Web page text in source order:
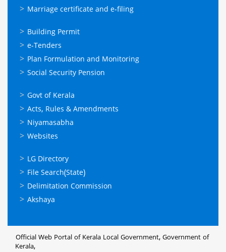
Marriage certificate and e-filing
ഓണ്‍ലൈന്‍
സേവനങ്ങള്‍
Building Permit
e-Tenders
Plan Formulation and Monitoring
Social Security Pension
ഉപയോഗപ്രദമായ
കണ്ണികള്‍
Govt of Kerala
Acts, Rules & Amendments
Niyamasabha
Websites
ഉപയോഗപ്രദമായ
കണ്ണികള്‍
LG Directory
File Search(State)
Delimitation Commission
Akshaya
Official Web Portal of Kerala Local Government, Government of
Kerala,